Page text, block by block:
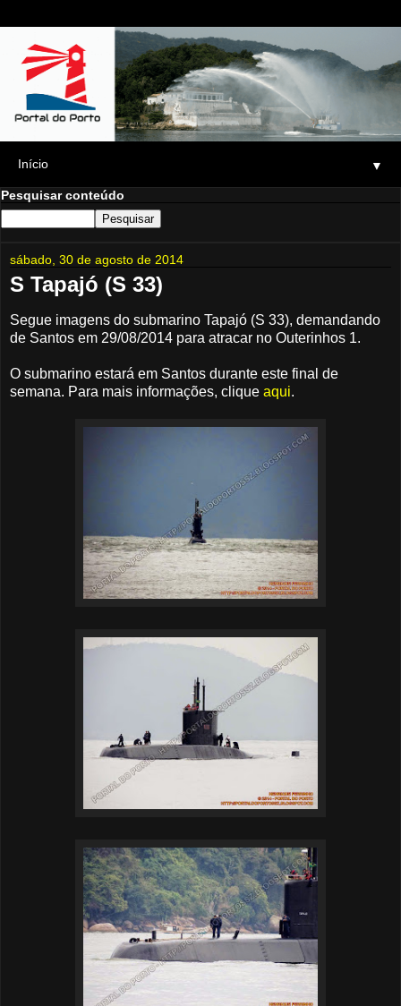
▼
Pesquisar conteúdo
sábado, 30 de agosto de 2014
S Tapajó (S 33)
Segue imagens do submarino Tapajó (S 33), demandando
de Santos em 29/08/2014 para atracar no Outerinhos 1.
O submarino estará em Santos durante este final de
semana. Para mais informações, clique aqui.